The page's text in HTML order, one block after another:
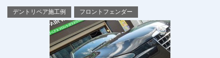
デントリペア施工例 フロントフェンダー